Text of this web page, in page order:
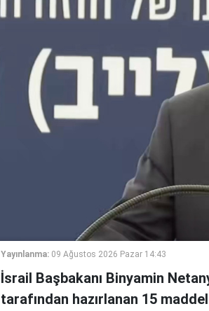
Yayınlanma: 09 Ağustos 2026 Pazar 14:43
İsrail Başbakanı Binyamin
tarafından hazırlanan 15